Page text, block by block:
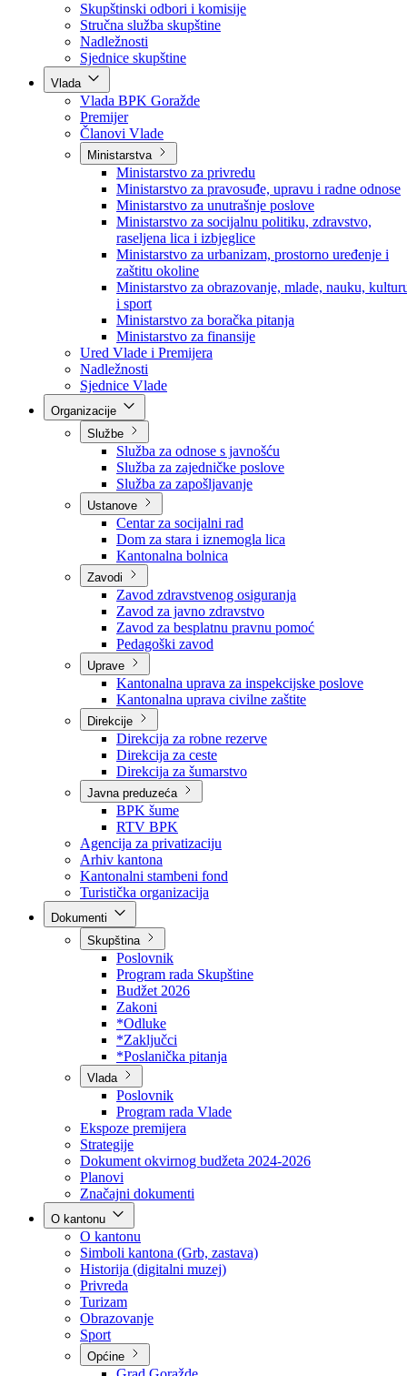
Poslanici po strankama
Poslanici po klubovima naroda
Kolegij skupštine
Skupštinski odbori i komisije
Stručna služba skupštine
Nadležnosti
Sjednice skupštine
Vlada
Vlada BPK Goražde
Premijer
Članovi Vlade
Ministarstva
Ministarstvo za privredu
Ministarstvo za pravosuđe, upravu i radne odnose
Ministarstvo za unutrašnje poslove
Ministarstvo za socijalnu politiku, zdravstvo,
raseljena lica i izbjeglice
Ministarstvo za urbanizam, prostorno uređenje i
zaštitu okoline
Ministarstvo za obrazovanje, mlade, nauku,
i sport
Ministarstvo za boračka pitanja
Ministarstvo za finansije
Ured Vlade i Premijera
Nadležnosti
Sjednice Vlade
Službe
Služba za odnose s javnošću
Služba za zajedničke poslove
Služba za zapošljavanje
Ustanove
Centar za socijalni rad
Dom za stara i iznemogla lica
Kantonalna bolnica
Zavodi
Zavod zdravstvenog osiguranja
Zavod za javno zdravstvo
Zavod za besplatnu pravnu pomoć
Pedagoški zavod
Uprave
Kantonalna uprava za inspekcijske poslove
Kantonalna uprava civilne zaštite
Direkcije
Direkcija za robne rezerve
Direkcija za ceste
Direkcija za šumarstvo
Javna preduzeća
BPK šume
RTV BPK
Agencija za privatizaciju
Arhiv kantona
Kantonalni stambeni fond
Turistička organizacija
Skupština
Poslovnik
Program rada Skupštine
Budžet 2026
Zakoni
*Odluke
*Zaključci
*Poslanička pitanja
Vlada
Poslovnik
Program rada Vlade
Ekspoze premijera
Strategije
Dokument okvirnog budžeta 2024-2026
Planovi
Značajni dokumenti
O kantonu
O kantonu
Simboli kantona (Grb, zastava)
Historija (digitalni muzej)
Privreda
Turizam
Obrazovanje